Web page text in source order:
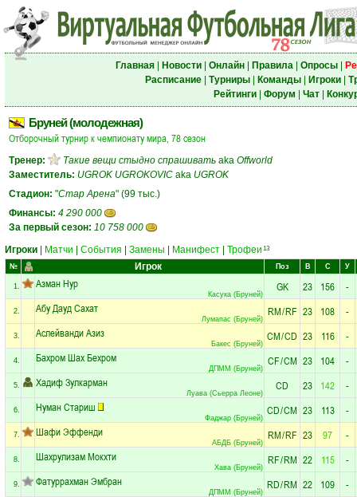
Главная| Новости| Онлайн| Правила| Опросы|
Расписание| Турниры| Команды| Игроки|
Рейтинги| Форум Чат|
Бруней (молодежная)
Отборочный турнир к чемпионату мира, 78 сезон
Тренер: Такие вещи стыдно спрашивать aka Offworld
Заместитель: UGROK UGROKOVIC aka UGROK
Стадион: "Стар Арена" (99 тыс.)
Финансы: 4 290 000
За первый сезон: 10 758 000
Игроки
Матчи События Замены Манифест Трофеи 13
№ Игрок Поз В С У
1. Азман Нур
Касука (Бруней)
GK 23 156 -
2. Абу Дауд Сахат
Лумапас (Бруней)
RM/RF 23 108 -
3. Аслейванди Азиз
Бакес (Бруней)
CM/CD 23 116 -
4. Бахром Шах Бехром
ДПММ (Бруней)
CF/CM 23 104 -
5. Хадиф Зулкарман
Луава (Сьерра Леоне)
CD 23 142 -
6. Нуман Стариш
Фаджар (Бруней)
CD/CM 23 113 -
7. Шафи Эффенди
АБДБ (Бруней)
RM/RF 23 97 -
8. Шахрулизам Мокхти
Хава (Бруней)
RF/RM 22 115 -
9. Фатуррахман Эмбран
ДПММ (Бруней)
RD/RM 22 109 -